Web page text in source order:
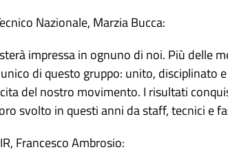
Nazionale, Marzia Bucca:
impressa in ognuno di noi. Più delle
di questo gruppo: unito, disciplinato
del nostro movimento. I risultati
svolto in questi anni da staff, tecnici e
Francesco Ambrosio: